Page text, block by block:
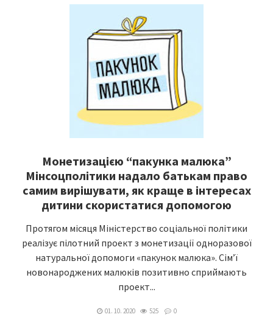
Монетизацією “пакунка малюка”
Мінсоцполітики надало батькам право
самим вирішувати, як краще в інтересах
дитини скористатися допомогою
Протягом місяця Міністерство соціальної політики
реалізує пілотний проект з монетизації одноразової
натуральної допомоги «пакунок малюка». Сім’ї
новонароджених малюків позитивно сприймають
проект...
01. 10. 2020 525 0